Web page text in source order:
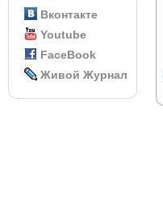
Вконтакте
Youtube
FaceBook
Живой Журнал